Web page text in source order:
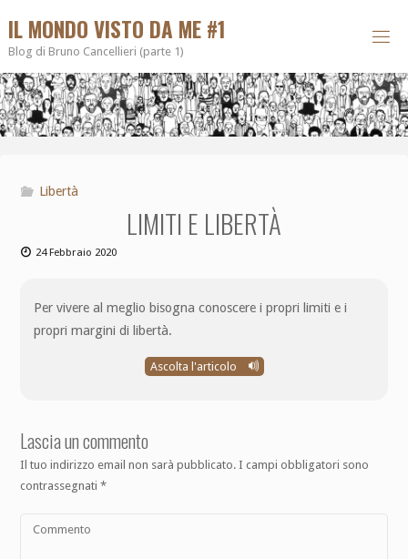
IL MONDO VISTO DA ME #1
Blog di Bruno Cancellieri (parte 1)
Libertà
LIMITI E LIBERTÀ
24 Febbraio 2020
Per vivere al meglio bisogna conoscere i propri limiti e i
propri margini di libertà.
Ascolta l'articolo
Lascia un commento
Il tuo indirizzo email non sarà pubblicato. I campi obbligatori sono
contrassegnati*